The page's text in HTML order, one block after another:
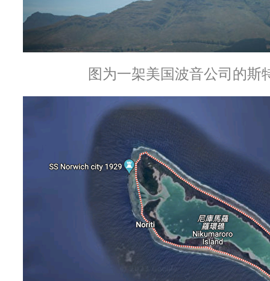
图为一架美国波音公司的斯